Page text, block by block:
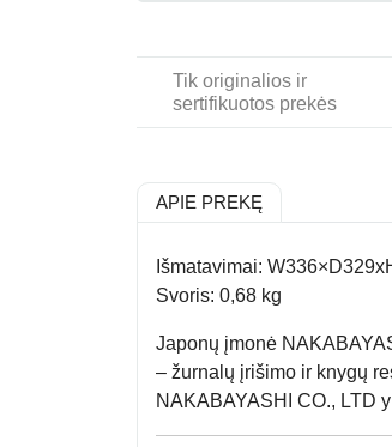
Tik originalios ir
sertifikuotos prekės
APIE PREKĘ
Išmatavimai:
Svoris: 0,68 kg
Japonų įmonė
– žurnalų įrišimo ir knygų
NAKABAYASHI CO., LTD